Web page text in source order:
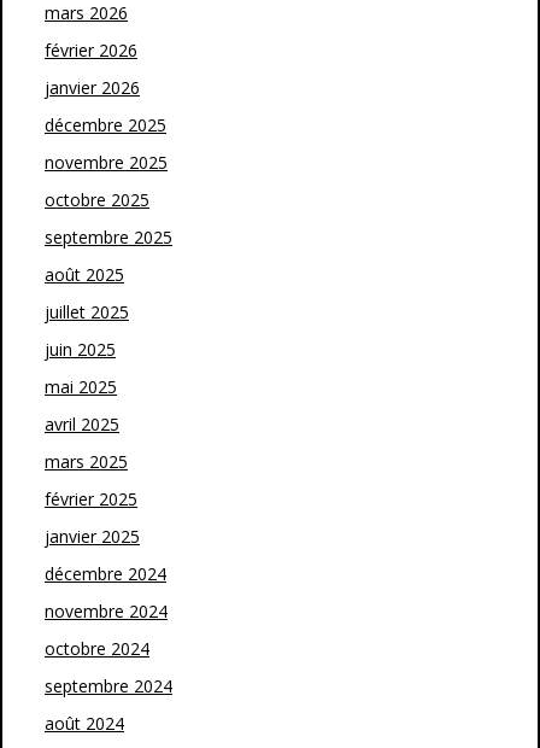
mars 2026
février 2026
janvier 2026
décembre 2025
novembre 2025
octobre 2025
septembre 2025
août 2025
juillet 2025
juin 2025
mai 2025
avril 2025
mars 2025
février 2025
janvier 2025
décembre 2024
novembre 2024
octobre 2024
septembre 2024
août 2024